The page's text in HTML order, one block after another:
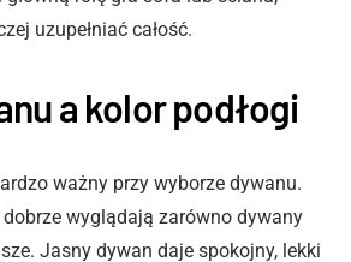
uzupełniać całość.
a kolor podłogi
ważny przy wyborze dywanu.
dobrze wyglądają zarówno dywany
Jasny dywan daje spokojny, lekki